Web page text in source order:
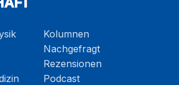
Kolumnen
Nachgefragt
Rezensionen
Podcast